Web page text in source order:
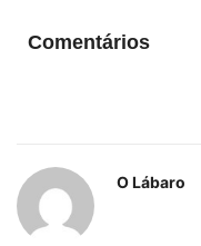
Comentários
O Lábaro